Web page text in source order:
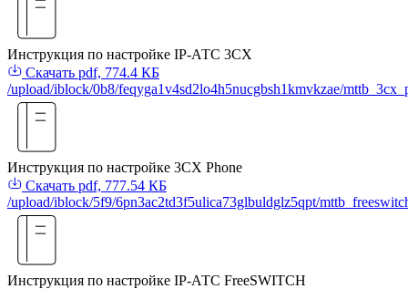
Инструкция по настройке IP-АТС 3СХ
Скачать pdf, 774.4 КБ
/upload/iblock/0b8/feqyga1v4sd2lo4h5nucgbsh1kmvkzae/
Инструкция по настройке 3CX Phone
Скачать pdf, 777.54 КБ
/upload/iblock/5f9/6pn3ac2td3f5ulica73glbuldglz5qpt/
Инструкция по настройке IP-АТС FreeSWITCH